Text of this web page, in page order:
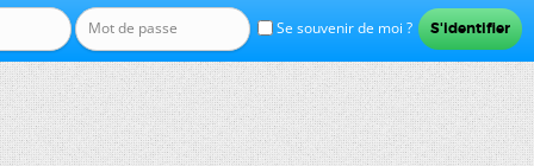
Se souvenir de moi ?